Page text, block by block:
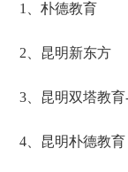
1、朴德教育
2、昆明新东方
3、昆明双塔教
4、昆明朴德教育